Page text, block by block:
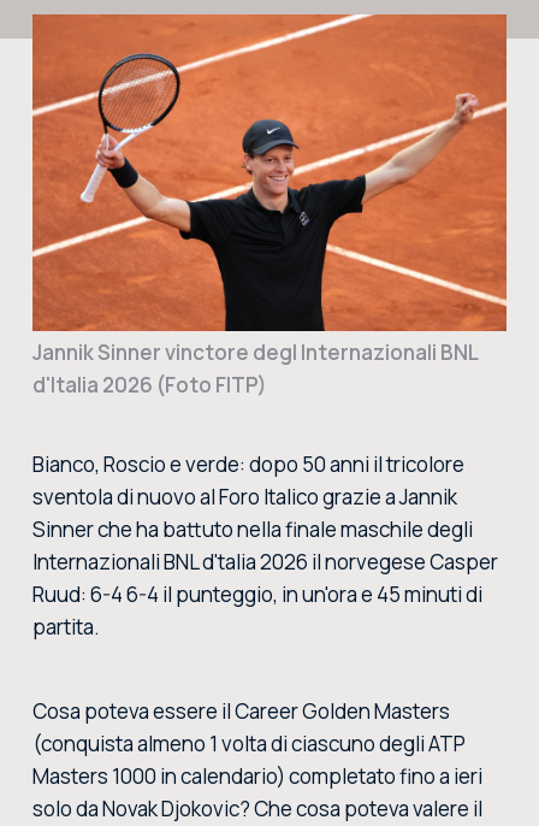
Jannik Sinner vinctore degl Internazionali BNL
d'Italia 2026 (Foto FITP)
Bianco, Roscio e verde: dopo 50 anni il tricolore
sventola di nuovo al Foro Italico grazie a Jannik
Sinner che ha battuto nella finale maschile degli
Internazionali BNL d'talia 2026 il norvegese Casper
Ruud: 6-4 6-4 il punteggio, in un'ora e 45 minuti di
partita.
Cosa poteva essere il Career Golden Masters
(conquista almeno 1 volta di ciascuno degli ATP
Masters 1000 in calendario) completato fino a ieri
solo da Novak Djokovic? Che cosa poteva valere il
CERCA NEL SITO
ACQUISTA I BIGLIETTI
VIVI L’EMOZIONE DEGLI INTERNAZIONALI BNL D’ITALIA DAL VIVO: ACQUISTA I BIGLIETTI CON
LA BIGLIETTERIA CENTRALE DEL FORO ITALICO
ACQUISTA ORA